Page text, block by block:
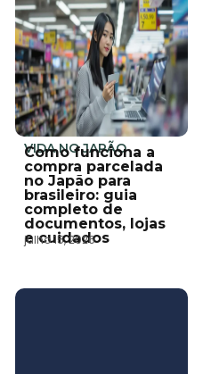
VIDA NO JAPÃO
Como funciona a
compra parcelada
no Japão para
brasileiro: guia
completo de
documentos, lojas
e cuidados
julho 15, 2026